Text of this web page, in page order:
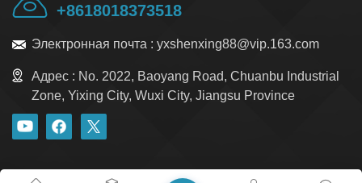
+8618018373518
Электронная почта : yxshenxing88@vip.163.com
Адрес : No. 2022, Baoyang Road, Chuanbu Industrial
Zone, Yixing City, Wuxi City, Jiangsu Province
блог политика конфиденциальности Карта